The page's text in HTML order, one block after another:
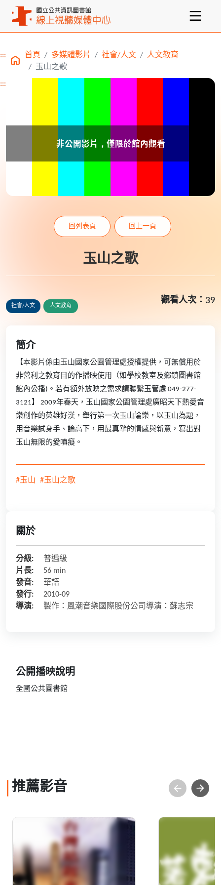
主要內容區塊
::: 首頁 多媒體影片 社會/人文
人文教育
玉山之歌
:::
玉山之歌
回列表頁 回上一頁
社會/人文 人文教育
觀看人次： 39
簡介
【本影片係由玉山國家公園管理處授權提供，可無償用於
非營利之教育目的作播映使用（如學校教室及鄉鎮圖書館
館內公播)。若有額外放映之需求請聯繫玉管處 049-277-
3121】 2009年春天，玉山國家公園管理處廣昭天下熱愛音
樂創作的英雄好漢，舉行第一次玉山論樂，以玉山為題，
用音樂試身手、論高下，用最真摯的情感與新意，寫出對
玉山無限的愛嗔癡。
#玉山 #玉山之歌
關於
分級:
普遍級
片長:
56 min
發音:
華語
發行:
2010-09
導演:
製作：風潮音樂國際股份公司導演：蘇志宗
公開播映說明
全國公共圖書館
推薦影音
台灣站起來：中華民國
國情簡介